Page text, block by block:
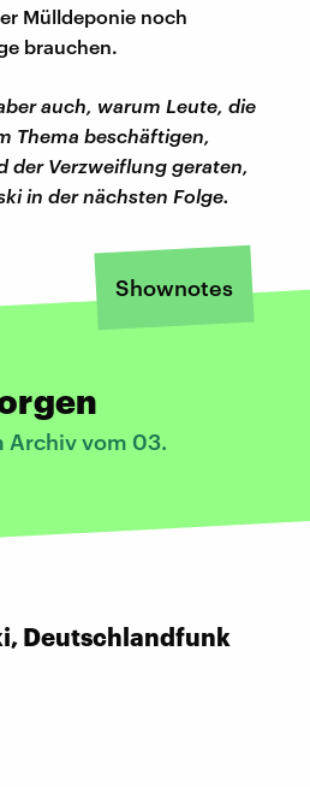
Mülldeponie noch
brauchen.
auch, warum Leute, die
Thema beschäftigen,
der Verzweiflung geraten,
in der nächsten Folge.
Shownotes
Archiv vom 03.
Deutschlandfunk